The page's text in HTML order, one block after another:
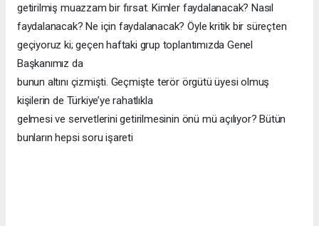
getirilmiş muazzam bir fırsat. Kimler faydalanacak? Nasıl
faydalanacak? Ne için faydalanacak? Öyle kritik bir süreçten
geçiyoruz ki; geçen haftaki grup toplantımızda Genel
Başkanımız da
bunun altını çizmişti. Geçmişte terör örgütü üyesi olmuş
kişilerin de Türkiye’ye rahatlıkla
gelmesi ve servetlerini getirilmesinin önü mü açılıyor? Bütün
bunların hepsi soru işareti